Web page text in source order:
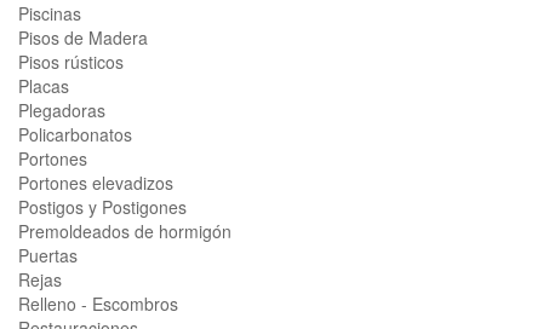
Piscinas
Pisos de Madera
Pisos rústicos
Placas
Plegadoras
Policarbonatos
Portones
Portones elevadizos
Postigos y Postigones
Premoldeados de hormigón
Puertas
Rejas
Relleno - Escombros